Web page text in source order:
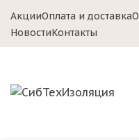
АкцииОплата и доставка
НовостиКонтакты